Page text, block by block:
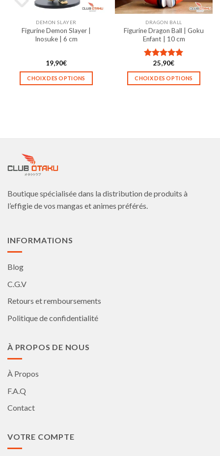
sur
page
du
sur
la
page
du
DEMON SLAYER
Figurine Demon Slayer |
Inosuke | 6 cm
19,90€
CHOIX DES OPTIONS
Les
être
sur
la
DRAGON BALL
Figurine Dragon Ball | Goku
Enfant | 10 cm
Note5.00
sur 5
25,90€
CHOIX DES OPTIONS
Les
sur
Boutique spécialisée dans la distribution de produits à
l’effigie de vos mangas et animes préférés.
INFORMATIONS
Blog
C.G.V
Retours et remboursements
Politique de confidentialité
À PROPOS DE NOUS
À Propos
F.A.Q
Contact
VOTRE COMPTE